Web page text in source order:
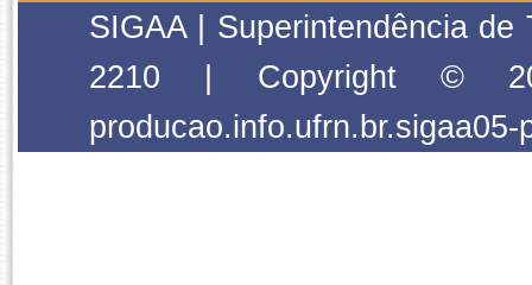
SIGAA | Superintendência
2210 | Copyright ©